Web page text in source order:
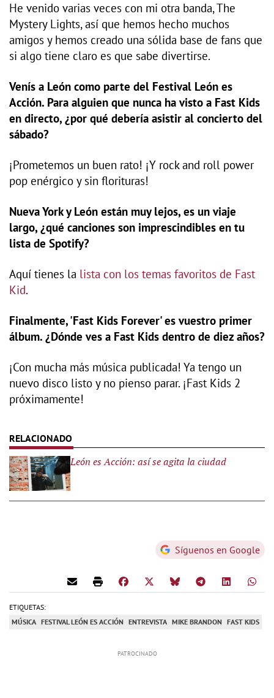
He venido varias veces con mi otra banda, The
Mystery Lights, así que hemos hecho muchos
amigos y hemos creado una sólida base de fans que
si algo tiene claro es que sabe divertirse.
Venís a León como parte del Festival León es
Acción. Para alguien que nunca ha visto a Fast Kids
en directo, ¿por qué debería asistir al concierto del
sábado?
¡Prometemos un buen rato! ¡Y rock and roll power
pop enérgico y sin florituras!
Nueva York y León están muy lejos, es un viaje
largo, ¿qué canciones son imprescindibles en tu
lista de Spotify?
Aquí tienes la lista con los temas favoritos de Fast
Kid.
Finalmente, 'Fast Kids Forever' es vuestro primer
álbum. ¿Dónde ves a Fast Kids dentro de diez años?
¡Con mucha más música publicada! Ya tengo un
nuevo disco listo y no pienso parar. ¡Fast Kids 2
próximamente!
León es Acción: así se agita la ciudad
Síguenos en Google
ETIQUETAS:
MÚSICA FESTIVAL LEÓN ES ACCIÓN ENTREVISTA MIKE BRANDON FAST KIDS